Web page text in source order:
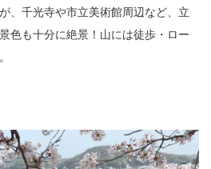
、千光寺や市立美術館周辺など、立
色も十分に絶景！山には徒歩・ロー